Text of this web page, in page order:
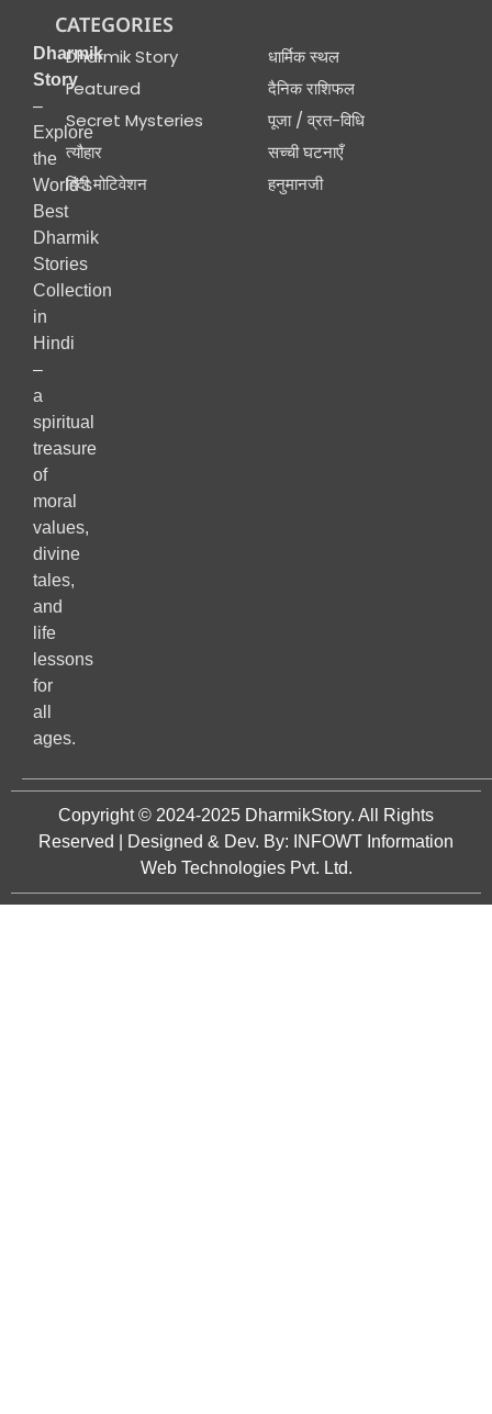
Dharmik
Story
–
Explore
the
World’s
Best
Dharmik
Stories
Collection
in
Hindi
–
a
spiritual
treasure
of
moral
values,
divine
tales,
and
life
lessons
for
all
ages.
CATEGORIES
Dharmik Story
Featured
Secret Mysteries
त्यौहार
हिंदी मोटिवेशन
धार्मिक स्थल
दैनिक राशिफल
पूजा / व्रत-विधि
सच्ची घटनाएँ
हनुमानजी
Copyright © 2024-2025 DharmikStory. All Rights
Reserved | Designed & Dev. By:
INFOWT Information
Web Technologies Pvt. Ltd.